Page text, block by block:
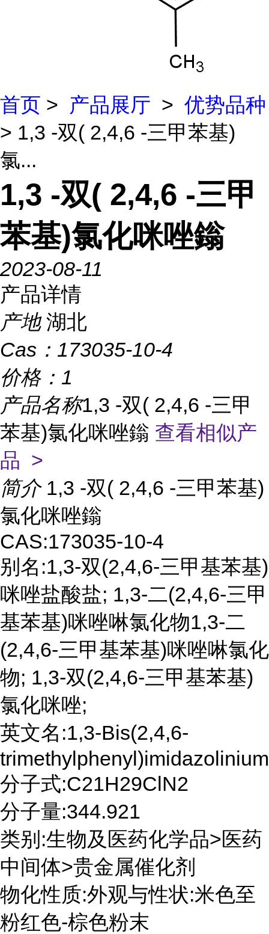
首页 > 产品展厅 > 优势品种
> 1,3 -双( 2,4,6 -三甲苯基)
氯...
1,3 -双( 2,4,6 -三甲
苯基)氯化咪唑鎓
2023-08-11
产品详情
产地 湖北
Cas： 173035-10-4
价格： 1
产品名称1,3 -双( 2,4,6 -三甲
苯基)氯化咪唑鎓 查看相似产
品 >
简介 1,3 -双( 2,4,6 -三甲苯基)
氯化咪唑鎓
CAS:173035-10-4
别名:1,3-双(2,4,6-三甲基苯基)
咪唑盐酸盐; 1,3-二(2,4,6-三甲
基苯基)咪唑啉氯化物1,3-二
(2,4,6-三甲基苯基)咪唑啉氯化
物; 1,3-双(2,4,6-三甲基苯基)
氯化咪唑;
英文名:1,3-Bis(2,4,6-
分子式:C21H29ClN2
分子量:344.921
类别:生物及医药化学品>医药
中间体>贵金属催化剂
物化性质:外观与性状:米色至
粉红色-棕色粉末